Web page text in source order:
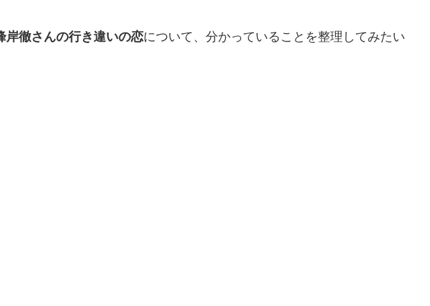
岸徹さんの行き違いの恋について、分かっていることを整理してみたい